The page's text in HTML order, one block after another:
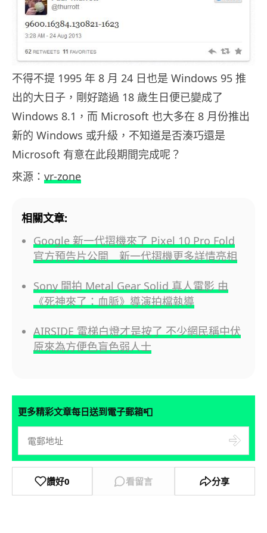
不得不提 1995 年 8 月 24 日也是 Windows 95 推
出的大日子，剛好踏過 18 歲生日便已變成了
Windows 8.1，而 Microsoft 也大多在 8 月份推出
新的 Windows 或升級，不知道是否湊巧還是
Microsoft 有意在此段期間完成呢？
來源： vr-zone
相關文章:
Google 新一代摺機來了 Pixel 10 Pro Fold
官方預告片公開 新一代摺機更多詳情亮相
Sony 開拍 Metal Gear Solid 真人電影 由
《死神來了：血脈》導演拍檔執導
AIRSIDE 電梯白燈才是按了 不少網民稱中伏
原來為方便色盲色弱人士
更多精彩文章每日送到電子郵箱📮
讚好0 看留言 分享